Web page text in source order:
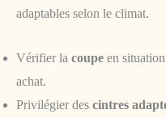
adaptables selon le climat.
Vérifier la coupe en
achat.
Privilégier des cintres